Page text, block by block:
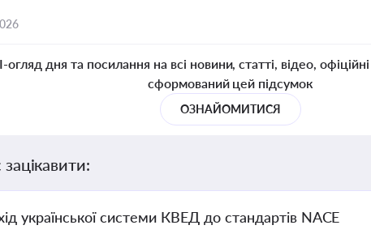
дня та посилання на всі новини, статті, відео,
сформований цей підсумок
ОЗНАЙОМИТИСЯ
української системи КВЕД до стандартів NACE